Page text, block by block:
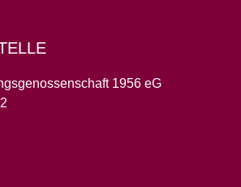
1956 eG